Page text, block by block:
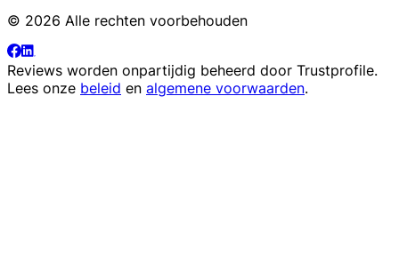
© 2026 Alle rechten voorbehouden
Reviews worden onpartijdig beheerd door Trustprofile.
Lees onze beleid en algemene voorwaarden.